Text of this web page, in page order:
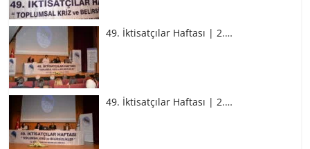
49. İktisatçılar Haftası | 2.…
49. İktisatçılar Haftası | 2.…